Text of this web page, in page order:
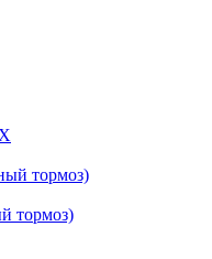
тормоз)
тормоз)